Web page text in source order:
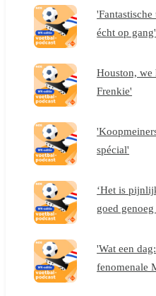
écht op gang'
Houston, we
Frenkie'
spécial'
‘Het is
goed genoeg
'Wat een
fenomenale